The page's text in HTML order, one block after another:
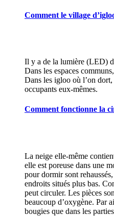
Comment le village
Il y a de la lumière (LED)
Dans les espaces
Dans les igloo où l’on
occupants eux-mêmes.
Comment fonctionne la
La neige elle-même
elle est poreuse dans une
pour dormir sont
endroits situés plus bas.
peut circuler. Les pièces
beaucoup d’oxygène. Par
bougies que dans les